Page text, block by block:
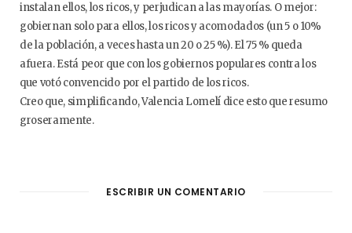
instalan ellos, los ricos, y perjudican a las mayorías. O mejor:
gobiernan solo para ellos, los ricos y acomodados (un 5 o 10%
de la población, a veces hasta un 20 o 25 %). El 75 % queda
afuera. Está peor que con los gobiernos populares contra los
que votó convencido por el partido de los ricos.
Creo que, simplificando, Valencia Lomelí dice esto que resumo
groseramente.
ESCRIBIR UN COMENTARIO